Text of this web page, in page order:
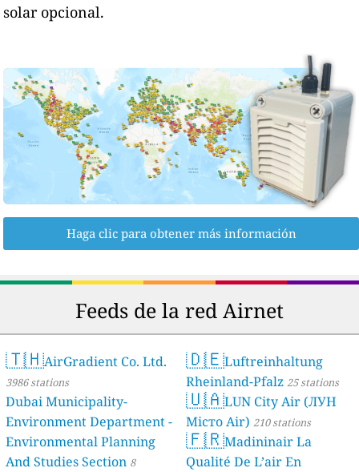
solar opcional.
Haga clic para obtener más información
Feeds de la red Airnet
🇹🇭AirGradient Co. Ltd.
3986 stations
Dubai Municipality-
Environment Department -
Environmental Planning
And Studies Section 8
🇩🇪Luftreinhaltung
Rheinland-Pfalz 25 stations
🇺🇦LUN City Air (ЛУН
Місто Air) 210 stations
🇫🇷Madininair La
Qualité De L’air En